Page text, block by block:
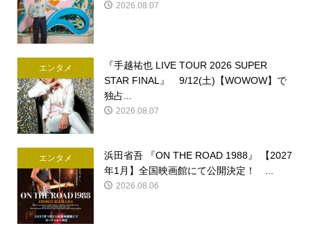
2026.08.07
エンタメ
『手越祐也 LIVE TOUR 2026 SUPER
STAR FINAL』 9/12(土)【WOWOW】で
独占...
2026.08.07
エンタメ
浜田省吾 『ON THE ROAD 1988』 【2027
年1月】全国映画館にて公開決定！ ...
2026.08.06